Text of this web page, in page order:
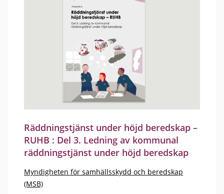
Räddningstjänst under höjd beredskap –
RUHB : Del 3. Ledning av kommunal
räddningstjänst under höjd beredskap
Myndigheten för samhällsskydd och beredskap
(MSB)